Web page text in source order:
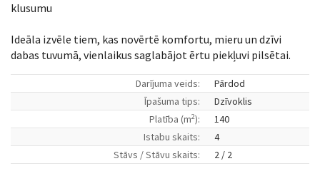
klusumu
Ideāla izvēle tiem, kas novērtē komfortu, mieru un dzīvi
dabas tuvumā, vienlaikus saglabājot ērtu piekļuvi pilsētai.
Darījuma veids:
Pārdod
Īpašuma tips:
Dzīvoklis
Platība (m2):
140
Istabu skaits:
4
Stāvs / Stāvu skaits:
2 / 2